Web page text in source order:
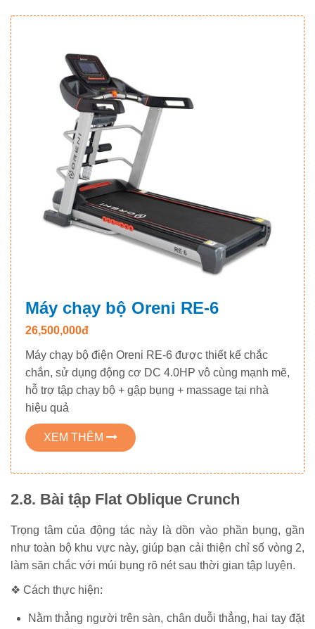
Máy chạy bộ Oreni RE-6
26,500,000đ
Máy chạy bộ điện Oreni RE-6 được thiết kế chắc
chắn, sử dụng động cơ DC 4.0HP vô cùng mạnh mẽ,
hỗ trợ tập chạy bộ + gập bụng + massage tại nhà
hiệu quả
XEM THÊM
2.8. Bài tập Flat Oblique Crunch
Trọng tâm của động tác này là dồn vào phần bụng, gần
như toàn bộ khu vực này, giúp bạn cải thiện chỉ số vòng 2,
làm săn chắc với múi bụng rõ nét sau thời gian tập luyện.
❖ Cách thực hiện:
Nằm thẳng người trên sàn, chân duỗi thẳng, hai tay đặt